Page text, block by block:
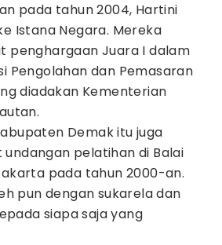
pada tahun 2004, Hartini
Istana Negara. Mereka
penghargaan Juara I dalam
Pengolahan dan Pemasaran
diadakan Kementerian
Demak itu juga
pelatihan di Balai
pada tahun 2000-an.
pun dengan sukarela dan
siapa saja yang